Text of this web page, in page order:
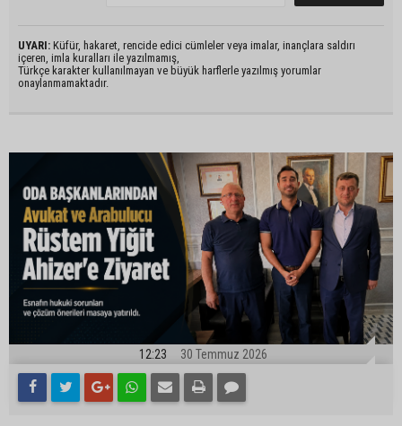
UYARI: Küfür, hakaret, rencide edici cümleler veya imalar, inançlara saldırı
içeren, imla kuralları ile yazılmamış,
Türkçe karakter kullanılmayan ve büyük harflerle yazılmış yorumlar
onaylanmamaktadır.
12:23 30 Temmuz 2026